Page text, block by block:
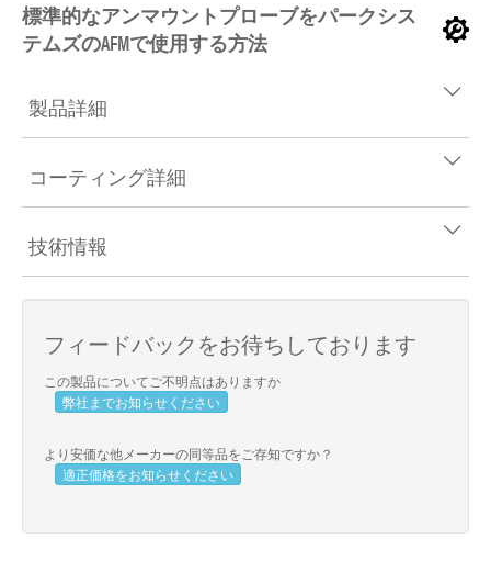
標準的なアンマウントプローブをパークシス
テムズのAFMで使用する方法
製品詳細
コーティング詳細
技術情報
フィードバックをお待ちしております
この製品についてご不明点はありますか
弊社までお知らせください
より安価な他メーカーの同等品をご存知ですか？
適正価格をお知らせください